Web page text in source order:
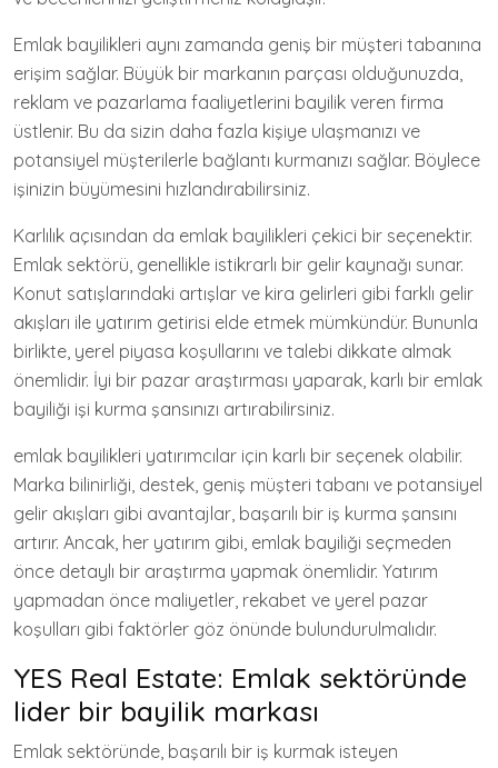
Emlak bayilikleri aynı zamanda geniş bir müşteri tabanına
erişim sağlar. Büyük bir markanın parçası olduğunuzda,
reklam ve pazarlama faaliyetlerini bayilik veren firma
üstlenir. Bu da sizin daha fazla kişiye ulaşmanızı ve
potansiyel müşterilerle bağlantı kurmanızı sağlar. Böylece
işinizin büyümesini hızlandırabilirsiniz.
Karlılık açısından da emlak bayilikleri çekici bir seçenektir.
Emlak sektörü, genellikle istikrarlı bir gelir kaynağı sunar.
Konut satışlarındaki artışlar ve kira gelirleri gibi farklı gelir
akışları ile yatırım getirisi elde etmek mümkündür. Bununla
birlikte, yerel piyasa koşullarını ve talebi dikkate almak
önemlidir. İyi bir pazar araştırması yaparak, karlı bir emlak
bayiliği işi kurma şansınızı artırabilirsiniz.
emlak bayilikleri yatırımcılar için karlı bir seçenek olabilir.
Marka bilinirliği, destek, geniş müşteri tabanı ve potansiyel
gelir akışları gibi avantajlar, başarılı bir iş kurma şansını
artırır. Ancak, her yatırım gibi, emlak bayiliği seçmeden
önce detaylı bir araştırma yapmak önemlidir. Yatırım
yapmadan önce maliyetler, rekabet ve yerel pazar
koşulları gibi faktörler göz önünde bulundurulmalıdır.
YES Real Estate: Emlak sektöründe
lider bir bayilik markası
Emlak sektöründe, başarılı bir iş kurmak isteyen